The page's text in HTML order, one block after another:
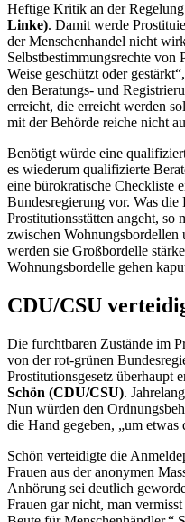
Heftige Kritik an der
Linke). Damit werde
der Menschenhandel nicht
Selbstbestimmungsrechte von
Weise geschützt oder
den Beratungs- und
erreicht, die erreicht werden
mit der Behörde reiche nicht
Benötigt würde eine
es wiederum qualifizierte
eine bürokratische Checkliste
Bundesregierung vor. Was
Prostitutionsstätten angeht, so
zwischen
werden sie Großbordelle
Wohnungsbordelle gehen
CDU/CSU
Die furchtbaren Zustände im
von der rot-grünen
Prostitutionsgesetz überhaupt
Schön (CDU/CSU).
Nun würden den
die Hand gegeben, „um etwas
Schön verteidigte die
Frauen aus der anonymen
Anhörung sei deutlich
Frauen gar nicht, man